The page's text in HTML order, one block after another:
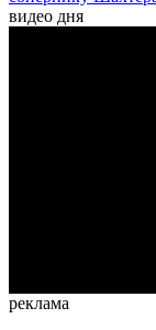
видео дня
реклама